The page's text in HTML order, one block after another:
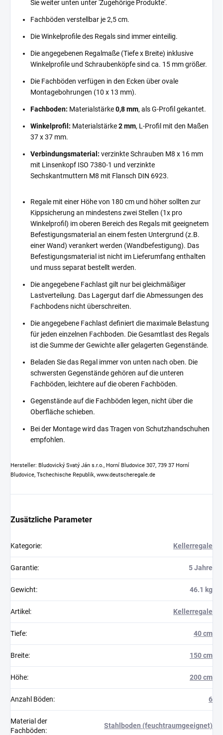
Sie weiter unten unter 'Zugehörige Produkte'.
Fachböden verstellbar je 2,5 cm.
Die Winkelprofile des Regals sind immer einteilig.
Die angegebenen Regalmaße (Tiefe x Breite) inklusive
Winkelprofile und Schraubenköpfe sind ca. 15 mm größer.
Die Fachböden verfügen in den Ecken über ovale
Montagebohrungen (10 x 13 mm).
Fachboden: Materialstärke0,8 mm, als G-Profil gekantet.
Winkelprofil: Materialstärke2 mm, L-Profil mit den Maßen
37 x 37 mm.
Verbindungsmaterial: verzinkte Schrauben M8 x 16 mm
mit Linsenkopf ISO 7380-1 und verzinkte
Sechskantmuttern M8 mit Flansch DIN 6923.
Regale mit einer Höhe von 180 cm und höher sollten zur
Kippsicherung an mindestens zwei Stellen (1x pro
Winkelprofil) im oberen Bereich des Regals mit geeignetem
Befestigungsmaterial an einem festen Untergrund (z.B.
einer Wand) verankert werden (Wandbefestigung). Das
Befestigungsmaterial ist nicht im Lieferumfang enthalten
und muss separat bestellt werden.
Die angegebene Fachlast gilt nur bei gleichmäßiger
Lastverteilung. Das Lagergut darf die Abmessungen des
Fachbodens nicht überschreiten.
Die angegebene Fachlast definiert die maximale Belastung
für jeden einzelnen Fachboden. Die Gesamtlast des Regals
ist die Summe der Gewichte aller gelagerten Gegenstände.
Beladen Sie das Regal immer von unten nach oben. Die
schwersten Gegenstände gehören auf die unteren
Fachböden, leichtere auf die oberen Fachböden.
Gegenstände auf die Fachböden legen, nicht über die
Oberfläche schieben.
Bei der Montage wird das Tragen von Schutzhandschuhen
empfohlen.
Hersteller: Bludovický Svatý Ján s.r.o., Horní Bludovice 307, 739 37 Horní
Bludovice, Tschechische Republik, www.deutscheregale.de
Zusätzliche Parameter
Kategorie: Kellerregale
Garantie: 5 Jahre
Gewicht: 46.1 kg
Artikel : Kellerregale
Tiefe: 40 cm
Breite: 150 cm
Höhe: 200 cm
Anzahl Böden: 6
Material der
Fachböden:
Stahlboden (feuchtraumgeeignet)